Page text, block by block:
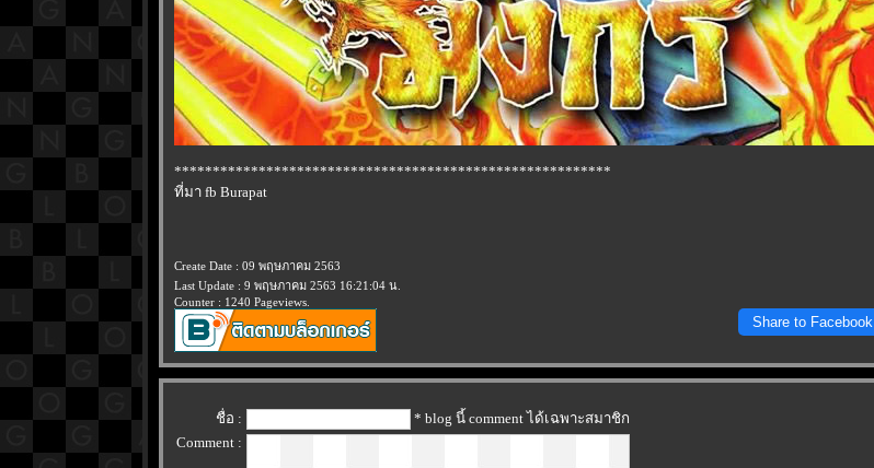
*********************************************************
ที่มา fb Burapat
Create Date : 09 พฤษภาคม 2563
Last Update : 9 พฤษภาคม 2563 16:21:04 น.
Counter : 1240 Pageviews.
Share to Facebook
ชื่อ :
* blog นี้ comment ได้เฉพาะสมาชิก
Comment :